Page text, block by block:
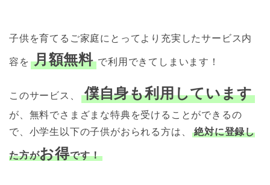
子供を育てるご家庭にとってより充実したサービス内
容を 月額無料 で利用できてしまいます！
このサービス、 僕自身も利用しています
が、無料でさまざまな特典を受けることができるの
で、小学生以下の子供がおられる方は、
絶対に登録し
た方がお得です！